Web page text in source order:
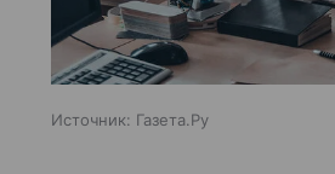
Источник: Газета.Ру